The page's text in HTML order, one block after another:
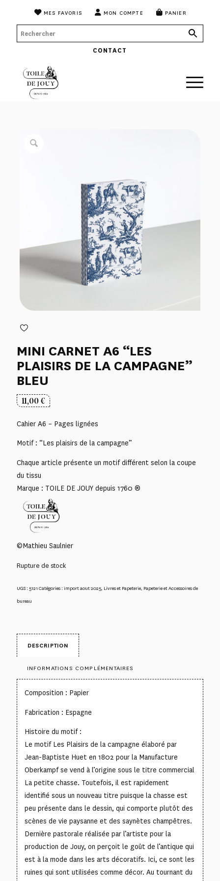
MES FAVORIS MON COMPTE PANIER
CONTACT
MINI CARNET A6 “LES
PLAISIRS DE LA CAMPAGNE”
BLEU
11,00€
Cahier A6 – Pages lignées
Motif : “Les plaisirs de la campagne”
Chaque article présente un motif différent selon la coupe
du tissu
Marque : TOILE DE JOUY depuis 1760 ®
©Mathieu Saulnier
Rupture de stock
UGS : 5121 Catégories :import aout 2025, Livres et Papeterie, Papeterie et Accessoires de
bureau
DESCRIPTION
INFORMATIONS COMPLÉMENTAIRES
Composition : Papier
Fabrication : Espagne
Histoire du motif :
Le motif Les Plaisirs de la campagne élaboré par
Jean-Baptiste Huet en 1802 pour la Manufacture
Oberkampf se vend à l’origine sous le titre commercial
La petite chasse. Toutefois, il est rapidement
identifié sous un nouveau titre puisque la chasse est
peu présente dans le dessin, qui comporte plutôt des
scènes de vie paysanne et des saynètes champêtres.
Dernière pastorale réalisée par l’artiste pour la
production de Jouy, on perçoit le goût de l’antique qui
est à la mode dans les arts décoratifs. Ici, ce sont les
ruines qui sont utilisées comme décor. Au tournant du